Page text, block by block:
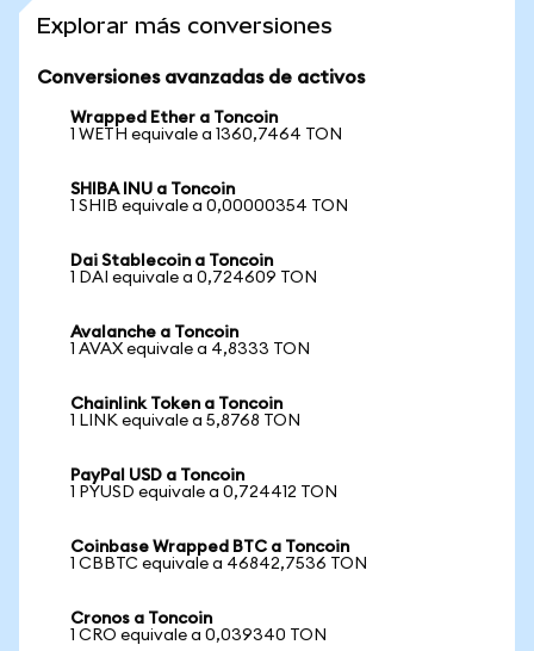
Explorar más conversiones
Conversiones avanzadas de activos
Wrapped Ether a Toncoin
1 WETH equivale a 1360,7464 TON
SHIBA INU a Toncoin
1 SHIB equivale a 0,00000354 TON
Dai Stablecoin a Toncoin
1 DAI equivale a 0,724609 TON
Avalanche a Toncoin
1 AVAX equivale a 4,8333 TON
Chainlink Token a Toncoin
1 LINK equivale a 5,8768 TON
PayPal USD a Toncoin
1 PYUSD equivale a 0,724412 TON
Coinbase Wrapped BTC a Toncoin
1 CBBTC equivale a 46842,7536 TON
Cronos a Toncoin
1 CRO equivale a 0,039340 TON